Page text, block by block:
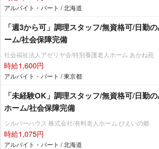
アルバイト・パート / 北海道
「週3から可」調理スタッフ/無資格可/日勤
ーム/社会保障完備
社会福祉法人アゼリヤ会/特別養護老人ホーム あかね苑
時給1,600円
アルバイト・パート / 東京都
「未経験OK」調理スタッフ/無資格可/日勤
ホーム/社会保障完備
シルバーハウス 株式会社/有料老人ホーム びえいの郷
時給1,075円
アルバイト・パート / 北海道